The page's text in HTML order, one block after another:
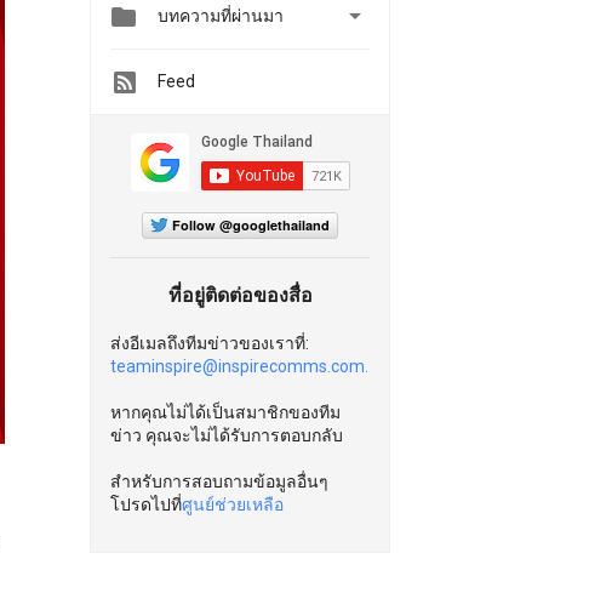
 บทความที่ผ่านมา 
Feed
Follow @googlethailand
ที่อยู่ติดต่อของสื่อ
ส่งอีเมลถึงทีมข่าวของเราที่:
teaminspire@inspirecomms.com.
หากคุณไม่ได้เป็นสมาชิกของทีม
ข่าว คุณจะไม่ได้รับการตอบกลับ
สำหรับการสอบถามข้อมูลอื่นๆ
โปรดไปที่ศูนย์ช่วยเหลือ